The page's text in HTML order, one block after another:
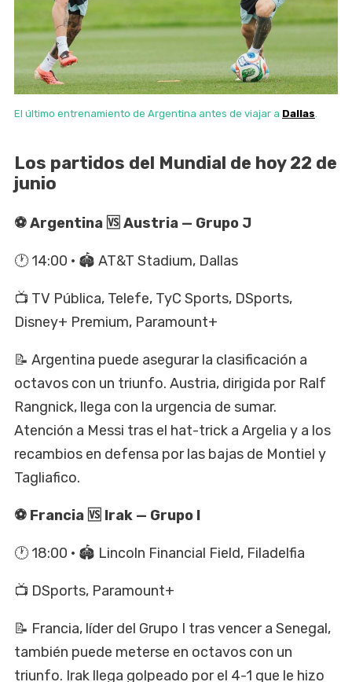
El último entrenamiento de Argentina antes de viajar a Dallas.
Los partidos del Mundial de hoy 22 de
junio
⚽ Argentina 🆚 Austria — Grupo J
🕐 14:00 · 🏟️ AT&T Stadium, Dallas
📺 TV Pública, Telefe, TyC Sports, DSports,
Disney+ Premium, Paramount+
📝 Argentina puede asegurar la clasificación a
octavos con un triunfo. Austria, dirigida por Ralf
Rangnick, llega con la urgencia de sumar.
Atención a Messi tras el hat-trick a Argelia y a los
recambios en defensa por las bajas de Montiel y
Tagliafico.
⚽ Francia 🆚 Irak — Grupo I
🕐 18:00 · 🏟️ Lincoln Financial Field, Filadelfia
📺 DSports, Paramount+
📝 Francia, líder del Grupo I tras vencer a Senegal,
también puede meterse en octavos con un
triunfo. Irak llega golpeado por el 4-1 que le hizo